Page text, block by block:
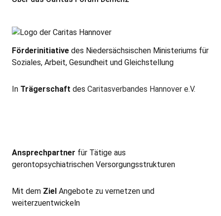
Förderinitiative des Niedersächsischen Ministeriums für
Soziales, Arbeit, Gesundheit und Gleichstellung
In Trägerschaft des Caritasverbandes Hannover e.V.
Ansprechpartner für Tätige aus
gerontopsychiatrischen Versorgungsstrukturen
Mit dem Ziel Angebote zu vernetzen und
weiterzuentwickeln